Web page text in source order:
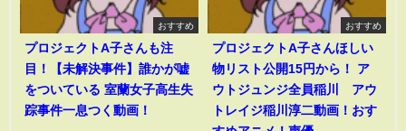
おすすめ
プロジェクトA子さんも注
目！【未解決事件】誰かが嘘
をついている 室蘭女子高生失
踪事件一息つく動画！
おすすめ
プロジェクトA子さんほしい
物リスト公開15円から！ ア
ウトジュンジ全員稲川 アウ
トレイジ稲川淳二動画！おす